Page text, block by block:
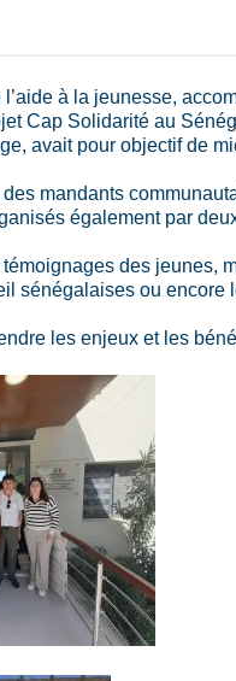
à la jeunesse,
Cap Solidarité au
avait pour objectif de
mandants
également par
des jeunes,
sénégalaises ou encore
les enjeux et les